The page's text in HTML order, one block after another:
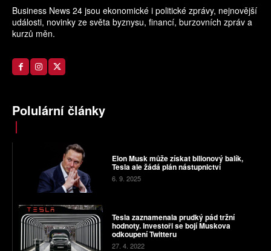
Business News 24 jsou ekonomické i politické zprávy, nejnovější
události, novinky ze světa byznysu, financí, burzovních zpráv a
kurzů měn.
Polulární články
Elon Musk může získat bilionový balík,
Tesla ale žádá plán nástupnictví
6. 9. 2025
Tesla zaznamenala prudký pád tržní
hodnoty. Investoři se bojí Muskova
odkoupení Twitteru
27. 4. 2022